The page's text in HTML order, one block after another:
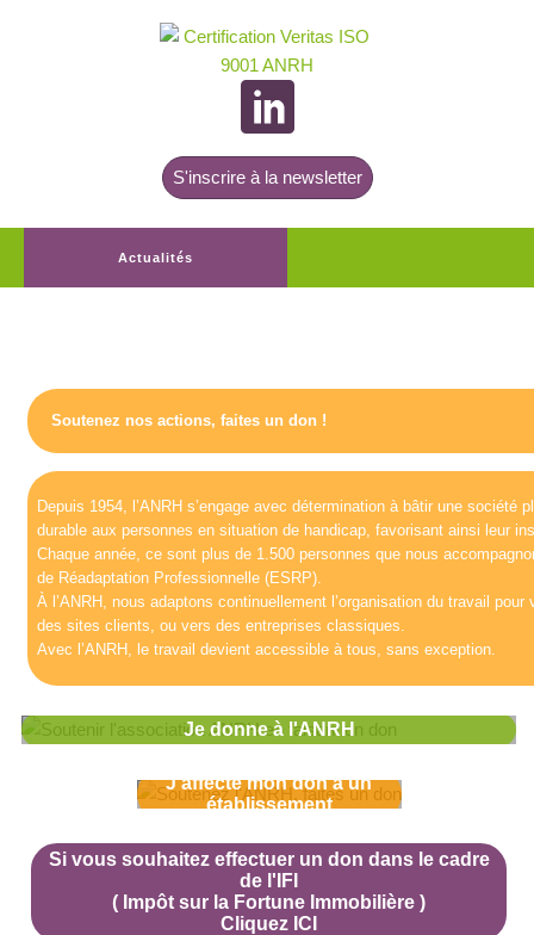
S'inscrire à la newsletter
Actualités
Soutenez nos actions, faites un don !
Depuis 1954, l’ANRH s’engage avec détermination à bâtir une
durable aux personnes en situation de handicap, favorisant ainsi leur
Chaque année, ce sont plus de 1.500 personnes que nous
de Réadaptation Professionnelle (ESRP).
À l’ANRH, nous adaptons continuellement l’organisation du travail
des sites clients, ou vers des entreprises classiques.
Avec l’ANRH, le travail devient accessible à tous, sans exception.
Je donne à l'ANRH
J'affecte mon don à un
établissement
Si vous souhaitez effectuer un don dans le cadre
de l'IFI
( Impôt sur la Fortune Immobilière )
Cliquez ICI